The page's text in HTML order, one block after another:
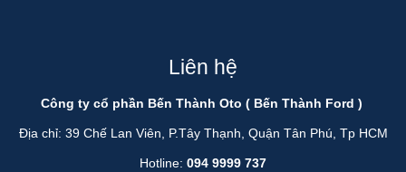
Liên hệ
Công ty cổ phần Bến Thành Oto ( Bến Thành Ford )
Địa chỉ: 39 Chế Lan Viên, P.Tây Thạnh, Quận Tân Phú, Tp HCM
Hotline: 094 9999 737